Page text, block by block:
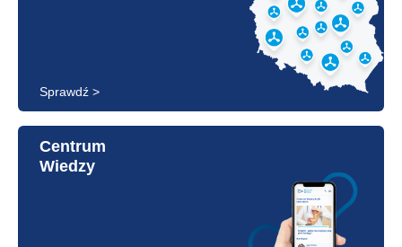
Sprawdź >
Centrum
Wiedzy